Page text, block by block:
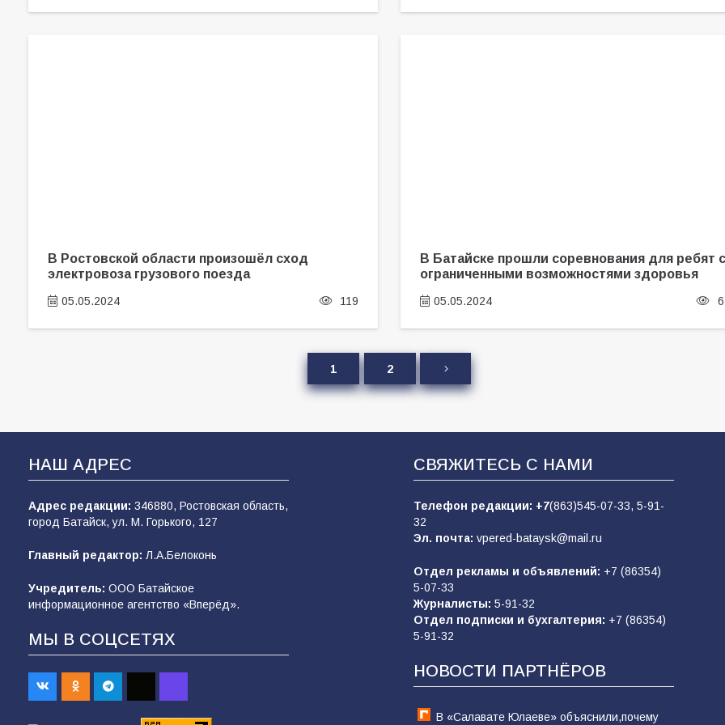
В Ростовской области произошёл сход
электровоза грузового поезда
05.05.2024 119
В Батайске прошли соревнования для ребят с
ограниченными возможностями здоровья
05.05.2024
1 2
НАШ АДРЕС
Адрес редакции: 346880, Ростовская область,
город Батайск, ул. М. Горького, 127
Главный редактор: Л.А.Белоконь
Учредитель: ООО Батайское
информационное агентство «Вперёд».
МЫ В СОЦСЕТЯХ
СВЯЖИТЕСЬ С НАМИ
Телефон редакции: +7(863)545-07-33, 5-91-
32
Эл. почта: vpered-bataysk@mail.ru
Отдел рекламы и объявлений: +7 (86354)
5-07-33
Журналисты: 5-91-32
Отдел подписки и бухгалтерия: +7 (86354)
5-91-32
НОВОСТИ ПАРТНЁРОВ
В «Салавате Юлаеве» объяснили,почему